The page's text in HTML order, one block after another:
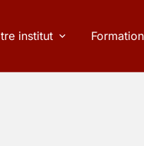
institut Formation